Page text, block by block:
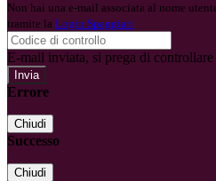
Non hai una e-mail associata al nome
tramite la Login Spaggiari
E-mail inviata, si prega di
Errore
Chiudi
Successo
Chiudi